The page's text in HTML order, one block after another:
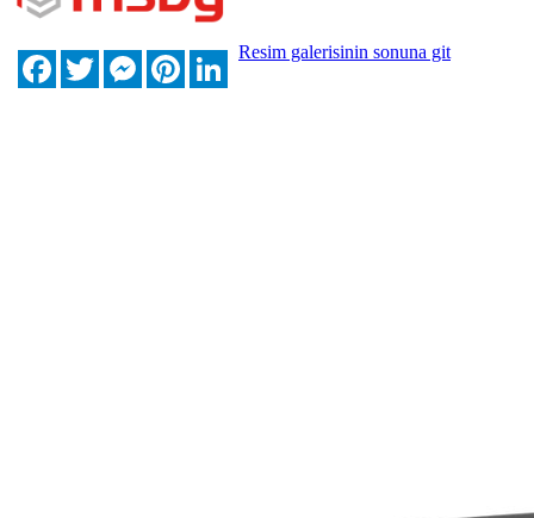
FacebookTwitterMessengerPinterestLinkedIn
Resim galerisinin sonuna git